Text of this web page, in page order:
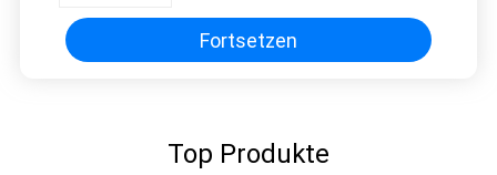
Fortsetzen
Top Produkte